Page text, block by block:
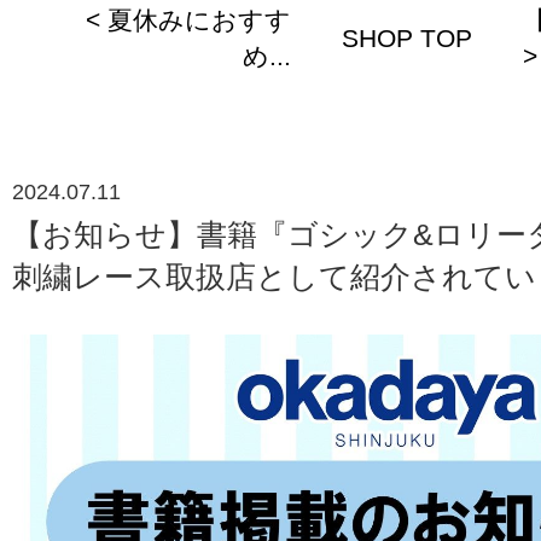
< 夏休みにおすす
め...
SHOP TOP
>
2024.07.11
【お知らせ】書籍『ゴシック&ロリ
刺繍レース取扱店として紹介されて